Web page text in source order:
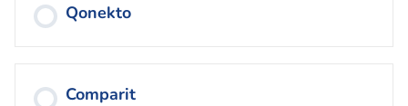
Qonekto
Comparit